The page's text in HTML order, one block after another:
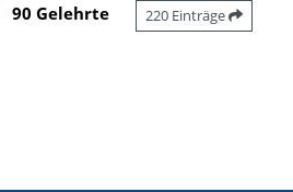
90 Gelehrte 220 Einträge